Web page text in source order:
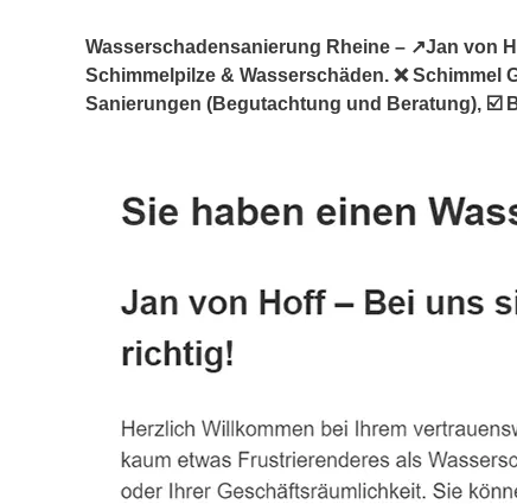
Wasserschadensanierung Rheine – ↗️Jan von
Schimmelpilze & Wasserschäden. ❌
Sanierungen (Begutachtung und Beratung), ☑️